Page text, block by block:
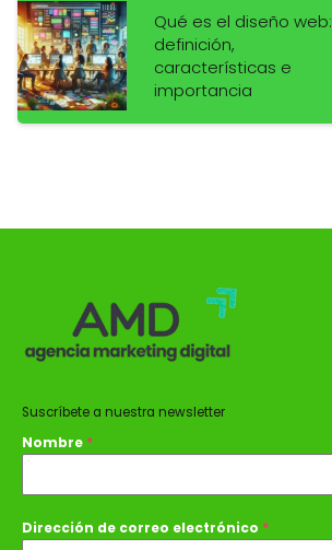
Qué es el diseño web:
definición,
características e
importancia
Suscríbete a nuestra newsletter
Nombre *
Dirección de correo electrónico *